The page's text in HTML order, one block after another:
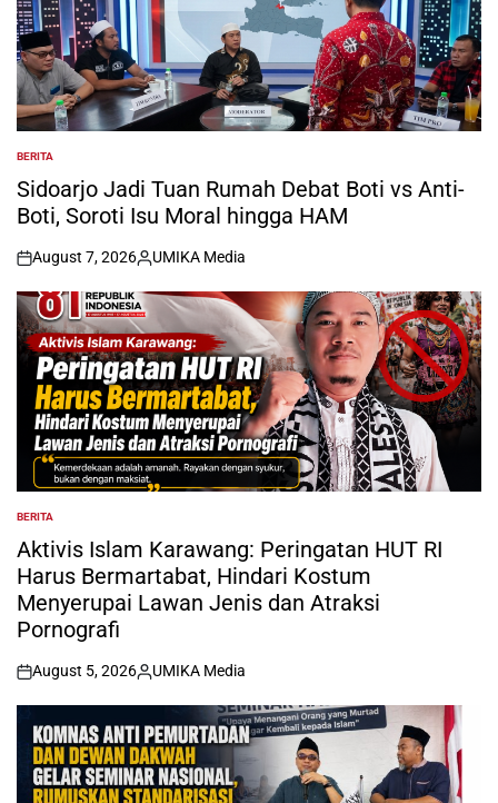
POSTED
IN
BERITA
Sidoarjo Jadi Tuan Rumah Debat Boti vs Anti-
Boti, Soroti Isu Moral hingga HAM
on
August 7, 2026
Posted
by
UMIKA Media
POSTED
IN
BERITA
Aktivis Islam Karawang: Peringatan HUT RI
Harus Bermartabat, Hindari Kostum
Menyerupai Lawan Jenis dan Atraksi
Pornografi
on
August 5, 2026
Posted
by
UMIKA Media